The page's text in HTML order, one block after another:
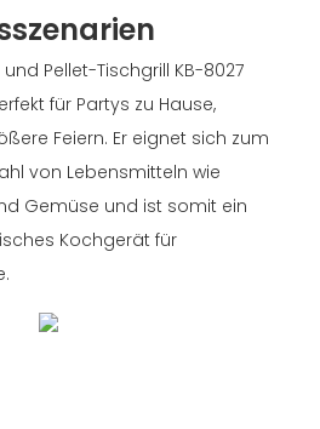
Pellet-Tischgrill KB-8027
für Partys zu Hause,
Feiern. Er eignet sich zum
von Lebensmitteln wie
Gemüse und ist somit ein
Kochgerät für